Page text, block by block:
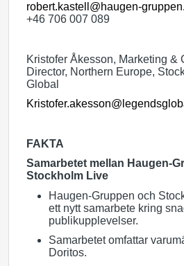
robert.kastell@haugen-
+46 706 007 089
Kristofer Åkesson, Marketing &
Director, Northern Europe,
Global
FAKTA
Samarbetet mellan Haugen-
Stockholm Live
Haugen-Gruppen och
ett nytt samarbete kring
publikupplevelser.
Samarbetet omfattar
Doritos.